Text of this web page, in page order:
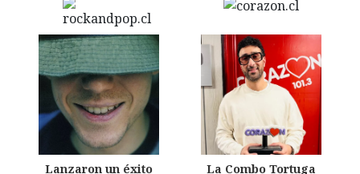
Lanzaron un éxito
La Combo Tortuga